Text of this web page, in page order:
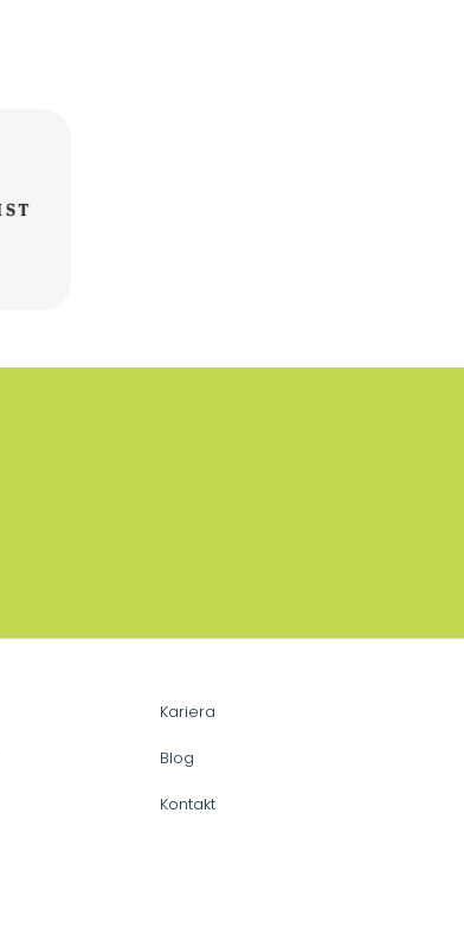
Kariera
Blog
Kontakt